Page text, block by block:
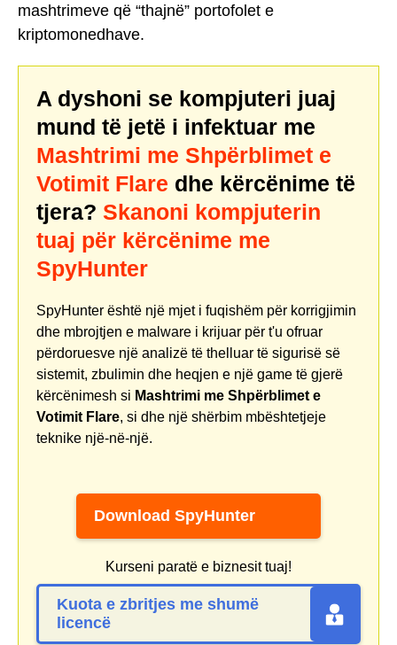
mashtrimeve që “thajnë” portofolet e
kriptomonedhave.
A dyshoni se kompjuteri juaj
mund të jetë i infektuar me
Mashtrimi me Shpërblimet e
Votimit Flare dhe kërcënime të
tjera? Skanoni kompjuterin
tuaj për kërcënime me
SpyHunter
SpyHunter është një mjet i fuqishëm për korrigjimin
dhe mbrojtjen e malware i krijuar për t'u ofruar
përdoruesve një analizë të thelluar të sigurisë së
sistemit, zbulimin dhe heqjen e një game të gjerë
kërcënimesh si Mashtrimi me Shpërblimet e
Votimit Flare, si dhe një shërbim mbështetjeje
teknike një-në-një.
Download SpyHunter
Kurseni paratë e biznesit tuaj!
Kuota e zbritjes me shumë
licencë